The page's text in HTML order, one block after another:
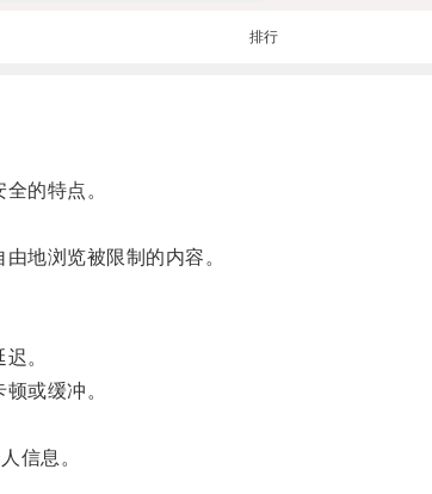
排行
的特点。
地浏览被限制的内容。
。
或缓冲。
信息。